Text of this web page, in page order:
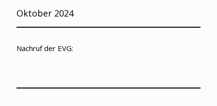
Oktober 2024
Nachruf der EVG: